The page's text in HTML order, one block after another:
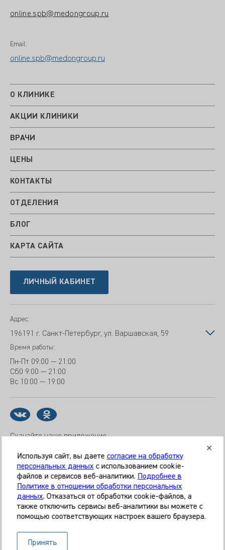
online.spb@medongroup.ru
Email:
online.spb@medongroup.ru
О КЛИНИКЕ
АКЦИИ КЛИНИКИ
ВРАЧИ
ЦЕНЫ
КОНТАКТЫ
ОТДЕЛЕНИЯ
БЛОГ
КАРТА САЙТА
ЛИЧНЫЙ КАБИНЕТ
Адрес:
196191 г. Санкт-Петербург, ул. Варшавская, 59
Время работы:
Пн-Пт 09:00 — 21:00
Сб0 9:00 — 21:00
Вс 10:00 — 19:00
Скачайте наше приложение
© 2026 Клиника «МЕДИКАЛ ОН ГРУП»
Все права защищены
Информация, представленная на сайте, является
постановки диагноза, назначения лечения. Необходима
очная консультация специалиста. Используя данный сайт,
Используя сайт, вы даете согласие на обработку
персональных данныхс использованием cookie-
файлов и сервисов веб-аналитики. Подробнее в
Политике в отношении обработки персональных
данных. Отказаться от обработки cookie-файлов, а
также отключить сервисы веб-аналитики вы можете с
помощью соответствующих настроек вашего браузера.
Принять